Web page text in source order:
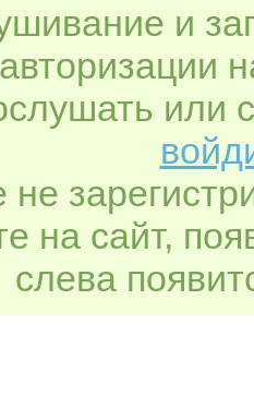
и
авторизации
или
на сайт,
слева